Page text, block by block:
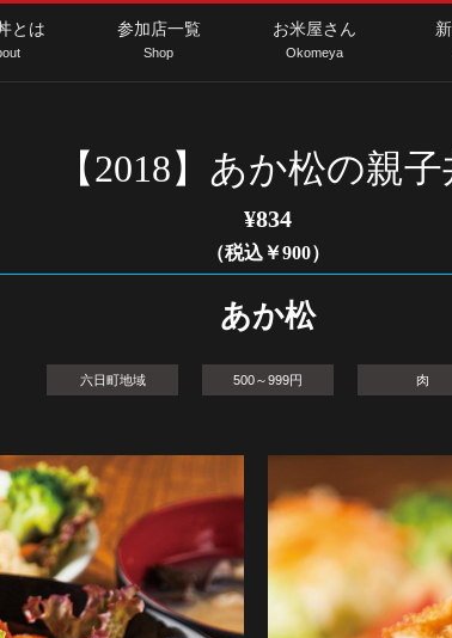
とは 参加店一覧
Shop
お米屋さん
Okomeya
【2018】あか松の親子
¥834
（税込￥900）
あか松
六日町地域 500～999円 肉